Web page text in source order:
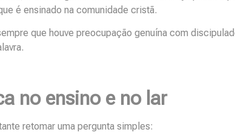
é ensinado na comunidade cristã.
que houve preocupação genuína com
no ensino e no lar
retomar uma pergunta simples: